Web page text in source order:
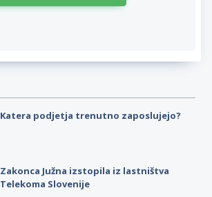
Katera podjetja trenutno zaposlujejo?
Zakonca Južna izstopila iz lastništva
Telekoma Slovenije